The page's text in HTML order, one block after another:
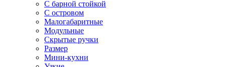
С барной стойкой
С островом
Малогабаритные
Модульные
Скрытые ручки
Размер
Мини-кухни